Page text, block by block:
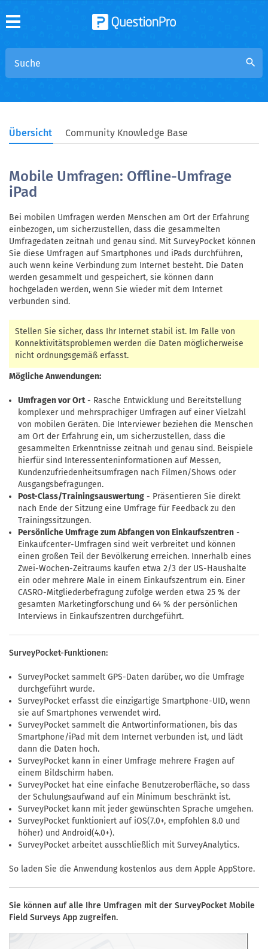
search
Übersicht Community Knowledge Base
Mobile Umfragen: Offline-Umfrage
iPad
Bei mobilen Umfragen werden Menschen am Ort der Erfahrung
einbezogen, um sicherzustellen, dass die gesammelten
Umfragedaten zeitnah und genau sind. Mit SurveyPocket können
Sie diese Umfragen auf Smartphones und iPads durchführen,
auch wenn keine Verbindung zum Internet besteht. Die Daten
werden gesammelt und gespeichert, sie können dann
hochgeladen werden, wenn Sie wieder mit dem Internet
verbunden sind.
Stellen Sie sicher, dass Ihr Internet stabil ist. Im Falle von
Konnektivitätsproblemen werden die Daten möglicherweise
nicht ordnungsgemäß erfasst.
Mögliche Anwendungen:
Umfragen vor Ort- Rasche Entwicklung und Bereitstellung
komplexer und mehrsprachiger Umfragen auf einer Vielzahl
von mobilen Geräten. Die Interviewer beziehen die Menschen
am Ort der Erfahrung ein, um sicherzustellen, dass die
gesammelten Erkenntnisse zeitnah und genau sind. Beispiele
hierfür sind Interessenteninformationen auf Messen,
Kundenzufriedenheitsumfragen nach Filmen/Shows oder
Ausgangsbefragungen.
Post-Class/Trainingsauswertung - Präsentieren Sie direkt
nach Ende der Sitzung eine Umfrage für Feedback zu den
Trainingssitzungen.
Persönliche Umfrage zum Abfangen von Einkaufszentren -
Einkaufcenter-Umfragen sind weit verbreitet und können
einen großen Teil der Bevölkerung erreichen. Innerhalb eines
Zwei-Wochen-Zeitraums kaufen etwa 2/3 der US-Haushalte
ein oder mehrere Male in einem Einkaufszentrum ein. Einer
CASRO-Mitgliederbefragung zufolge werden etwa 25 % der
gesamten Marketingforschung und 64 % der persönlichen
Interviews in Einkaufszentren durchgeführt.
SurveyPocket-Funktionen:
SurveyPocket sammelt GPS-Daten darüber, wo die Umfrage
durchgeführt wurde.
SurveyPocket erfasst die einzigartige Smartphone-UID, wenn
sie auf Smartphones verwendet wird.
SurveyPocket sammelt die Antwortinformationen, bis das
Smartphone/iPad mit dem Internet verbunden ist, und lädt
dann die Daten hoch.
SurveyPocket kann in einer Umfrage mehrere Fragen auf
einem Bildschirm haben.
SurveyPocket hat eine einfache Benutzeroberfläche, so dass
der Schulungsaufwand auf ein Minimum beschränkt ist.
SurveyPocket kann mit jeder gewünschten Sprache umgehen.
SurveyPocket funktioniert auf iOS(7.0+, empfohlen 8.0 und
höher) und Android(4.0+).
SurveyPocket arbeitet ausschließlich mit SurveyAnalytics.
So laden Sie die Anwendung kostenlos aus dem Apple AppStore.
Sie können auf alle Ihre Umfragen mit der SurveyPocket Mobile
Field Surveys App zugreifen.